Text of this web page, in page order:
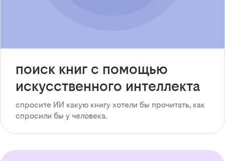
поиск книг с помощью
искусственного интеллекта
спросите ИИ какую книгу хотели бы прочитать, как
спросили бы у человека.